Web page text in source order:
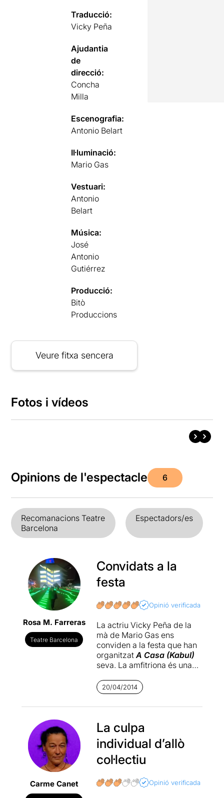
Traducció:
Vicky Peña
Ajudantia
de
direcció:
Concha
Milla
Escenografia:
Antonio Belart
Il·luminació:
Mario Gas
Vestuari:
Antonio
Belart
Música:
José
Antonio
Gutiérrez
Producció:
Bitò
Produccions
Veure fitxa sencera
Fotos i vídeos
Opinions de l'espectacle 6
Recomanacions Teatre
Barcelona
Espectadors/es
Rosa M. Farreras
Teatre Barcelona
Convidats a la
festa
Opinió verificada
La actriu Vicky Peña de la
mà de Mario Gas ens
conviden a la festa que han
organitzat A Casa (Kabul)
seva. La amfitriona és una
equilibra la seva solitud i la
de la seva família en veu
alta. La empatia i la
viatjar lluny del seu país,
concretament a un país on
també regna el desequilibri,
la contradicció. Encara hi
ha molt més que se'm
sentiments que aboca
20/04/2014
Carme Canet
La culpa
individual d’allò
col·lectiu
Opinió verificada